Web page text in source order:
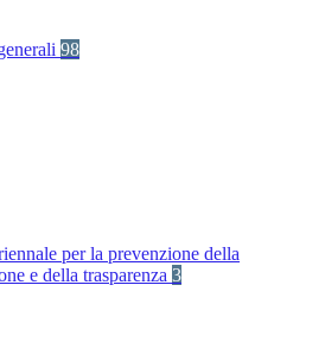
98
per la prevenzione della
e della trasparenza 3